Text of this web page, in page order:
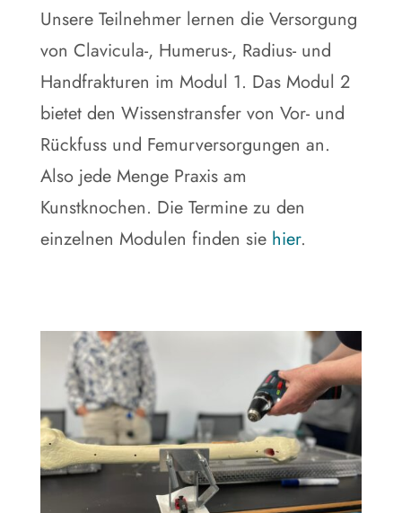
Unsere Teilnehmer lernen die Versorgung
von Clavicula-, Humerus-, Radius- und
Handfrakturen im Modul 1. Das Modul 2
bietet den Wissenstransfer von Vor- und
Rückfuss und Femurversorgungen an.
Also jede Menge Praxis am
Kunstknochen. Die Termine zu den
einzelnen Modulen finden sie hier.